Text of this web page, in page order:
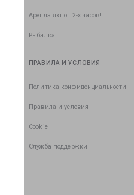
Аренда яхт от 2-х часов!
Рыбалка
ПРАВИЛА И УСЛОВИЯ
Политика конфиденциальности
Правила и условия
Cookie
Служба поддержки